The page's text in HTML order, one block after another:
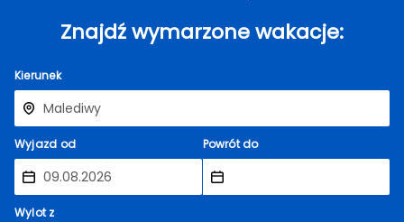
Znajdź wymarzone wakacje:
Kierunek
Wyjazd od Powrót do
Wylot z